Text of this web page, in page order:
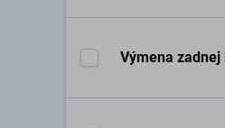
Výmena